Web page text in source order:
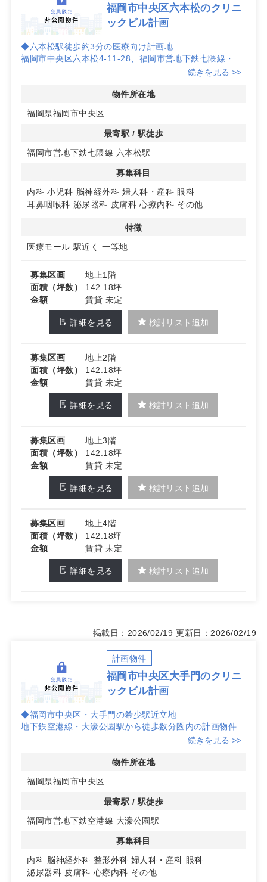
福岡市中央区六本松のクリニ
ックビル計画
◆六本松駅徒歩約3分の医療向け計画地
福岡市中央区六本松4-11-28、福岡市営地下鉄七隈線・六
本松駅から徒歩約3分の立地。駅近によるアクセス性と視
◆4階建てテナント計画、1フロア約470㎡
クリニックビルとして4階建てを検討中。現状想定は1フ
ウト検討がしやすく、診療動線の計画に配慮しやすいスケ
◆希少性が高い計画物件、早期検討推奨
周辺では不動産情報が出にくい希少な計画物件で、立地特
す。募集状況が変動する可能性があるため、優先検討をご
続きを見る >>
物件所在地
福岡県福岡市中央区
最寄駅 / 駅徒歩
福岡市営地下鉄七隈線 六本松駅
募集科目
内科 小児科 脳神経外科 婦人科・産科 眼科
耳鼻咽喉科 泌尿器科 皮膚科 心療内科 その他
特徴
医療モール 駅近く 一等地
募集区画
地上1階
面積（坪数）
142.18坪
金額
賃貸 未定
詳細を見る 検討リスト追加
募集区画
地上2階
面積（坪数）
142.18坪
金額
賃貸 未定
詳細を見る 検討リスト追加
募集区画
地上3階
面積（坪数）
142.18坪
金額
賃貸 未定
詳細を見る 検討リスト追加
募集区画
地上4階
面積（坪数）
142.18坪
金額
賃貸 未定
詳細を見る 検討リスト追加
掲載日：2026/02/19 更新日：2026/02/19
計画物件
福岡市中央区大手門のクリニ
ックビル計画
◆福岡市中央区・大手門の希少駅近立地
地下鉄空港線・大濠公園駅から徒歩数分圏内の計画物件。
日常動線に近く、来院アクセスの良さが見込めます。エリ
◆駅近が生む安定した集患力のポテンシャル
駅利用者や周辺住民への認知が進みやすい立地特性によ
計画や導線サインの工夫で、来院率の向上を狙える余地が
◆計画段階ならではの柔軟な検討余地
募集内容は計画進行に伴い調整される可能性があり、レイ
続きを見る >>
物件所在地
福岡県福岡市中央区
最寄駅 / 駅徒歩
福岡市営地下鉄空港線 大濠公園駅
募集科目
内科 脳神経外科 整形外科 婦人科・産科 眼科
泌尿器科 皮膚科 心療内科 その他